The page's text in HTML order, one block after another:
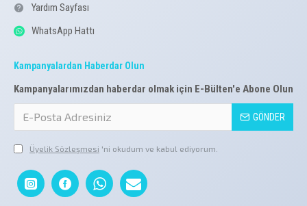
Yardım Sayfası
WhatsApp Hattı
Kampanyalardan Haberdar Olun
Kampanyalarımızdan haberdar olmak için E-Bülten'e Abone Olun
GÖNDER
Üyelik Sözleşmesi 'ni okudum ve kabul ediyorum.